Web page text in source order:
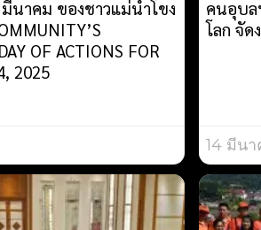
นาคม ของชาวแม่น้ำโขง
OF ACTIONS FOR
2025
คนอุบล
โลก จั
14 มีน